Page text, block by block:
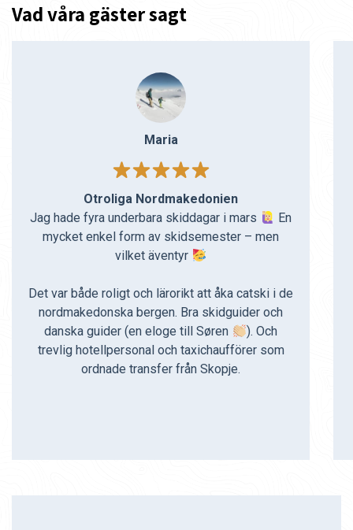
Vad våra gäster sagt
Maria
Otroliga Nordmakedonien
Jag hade fyra underbara skid­dagar i mars
En
mycket enkel form av skidsemester – men
vilket äventyr
Det var både roligt och lärorikt att åka catski i de
nordmakedonska bergen. Bra skidguider och
danska guider (en eloge till Søren
). Och
trevlig hotellpersonal och taxichaufförer som
ordnade transfer från Skopje.